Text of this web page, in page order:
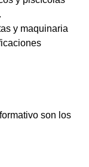
y maquinaria
son los